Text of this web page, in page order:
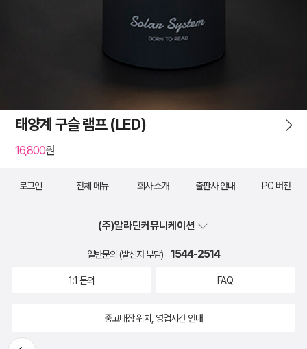
태양계 구슬 램프 (LED)
16,800원
뒤로가
로그인 전체 메뉴 회사 소개 출판사 안내 PC 버전
(주)알라딘커뮤니케이션
일반문의 (발신자 부담) 1544-2514
1:1 문의 FAQ
중고매장 위치, 영업시간 안내